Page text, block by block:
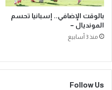
بالوقت الإضافي.. إسبانيا تحسم
المونديال –
منذ 3 أسابيع
Follow Us